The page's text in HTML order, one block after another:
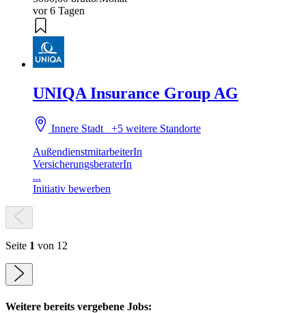
vor 6 Tagen
UNIQA Insurance Group AG
Innere Stadt+5 weitere Standorte
AußendienstmitarbeiterIn
VersicherungsberaterIn
...
Initiativ bewerben
Seite 1 von 12
Weitere bereits vergebene Jobs: